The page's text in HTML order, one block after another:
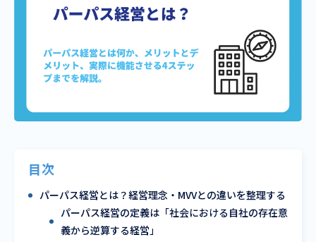
目次
パーパス経営とは？経営理念・MVVとの違いを整理する
パーパス経営の定義は「社会における自社の存在意
義から逆算する経営」